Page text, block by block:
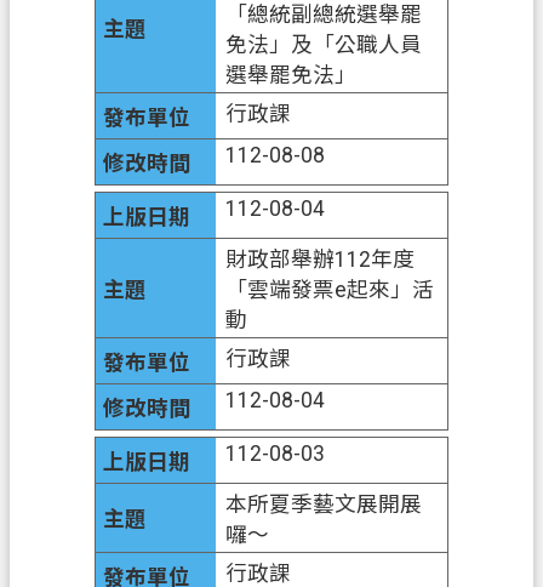
「總統副總統選舉罷
免法」及「公職人員
選舉罷免法」
行政課
112-08-08
112-08-04
財政部舉辦112年度
「雲端發票e起來」活
動
行政課
112-08-04
112-08-03
本所夏季藝文展開展
囉～
行政課